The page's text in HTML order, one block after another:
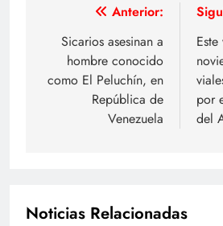
Navegación
de
entradas
Anterior:
Sicarios asesinan a
hombre conocido
como El Peluchín, en
República de
Venezuela
por
del
Noticias Relacionadas